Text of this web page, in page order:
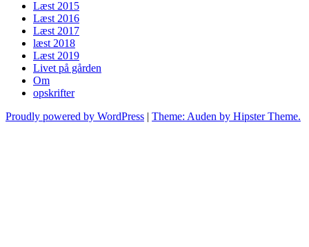
Læst 2015
Læst 2016
Læst 2017
læst 2018
Læst 2019
Livet på gården
Om
opskrifter
Proudly powered by WordPress | Theme: Auden by Hipster Theme.